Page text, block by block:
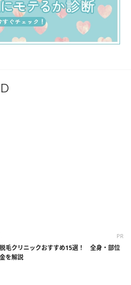
PR
毛クリニックおすすめ15選！ 全身・部位
を解説